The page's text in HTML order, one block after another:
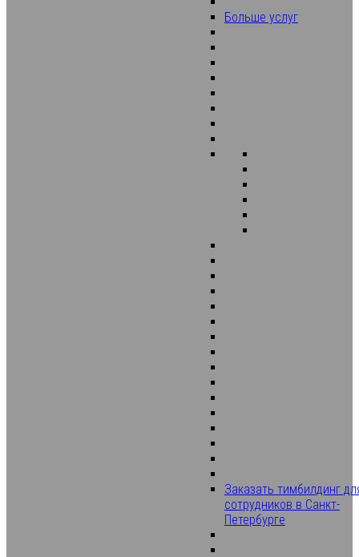
Больше услуг
Заказать тимбилдинг
сотрудников в Санкт-
Петербурге